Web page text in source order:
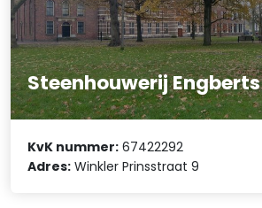
Steenhouwerij Engberts
KvK nummer: 67422292
Adres: Winkler Prinsstraat 9